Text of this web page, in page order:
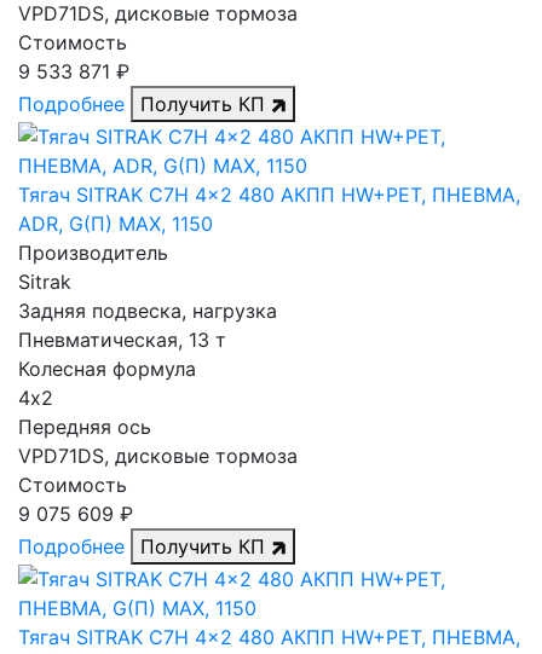
VPD71DS, дисковые тормоза
Стоимость
9 533 871 ₽
Подробнее
Получить КП
Тягач SITRAK C7H 4x2 480 АКПП HW+РЕТ, ПНЕВМА,
ADR, G(П) MAX, 1150
Производитель
Sitrak
Задняя подвеска, нагрузка
Пневматическая, 13 т
Колесная формула
4х2
Передняя ось
VPD71DS, дисковые тормоза
Стоимость
9 075 609 ₽
Подробнее
Получить КП
Тягач SITRAK C7H 4x2 480 АКПП HW+РЕТ, ПНЕВМА,